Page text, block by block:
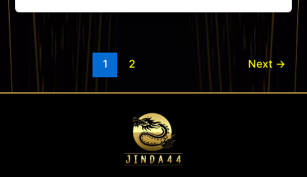
1 2 Next →